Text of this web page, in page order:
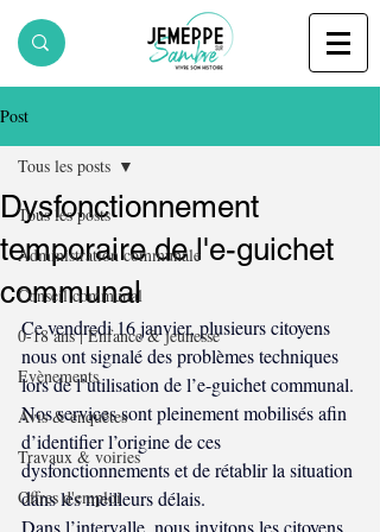
Post
Tous les posts
Administration communale
Conseil communal
0-18 ans | Enfance & jeunesse
Evènements
Avis & enquêtes
Travaux & voiries
Offres d'emploi
Tous les posts
Dysfonctionnement
temporaire de l'e-guichet
communal
Ce vendredi 16 janvier, plusieurs citoyens
nous ont signalé des problèmes techniques
lors de l’utilisation de l’e-guichet communal.
Nos services sont pleinement mobilisés afin
d’identifier l’origine de ces
dysfonctionnements et de rétablir la situation
dans les meilleurs délais.
Dans l’intervalle, nous invitons les citoyens